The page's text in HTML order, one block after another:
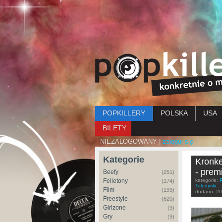
Menu główne
POPKILLERY POLSKA USA
BILETY
NIEZALOGOWANY | zaloguj się
Kategorie
Beefy (251)
Felietony (174)
Film (193)
Freestyle (620)
Girlzone (3)
Gry (9)
-
kategorie:
Teledyski
dodano: